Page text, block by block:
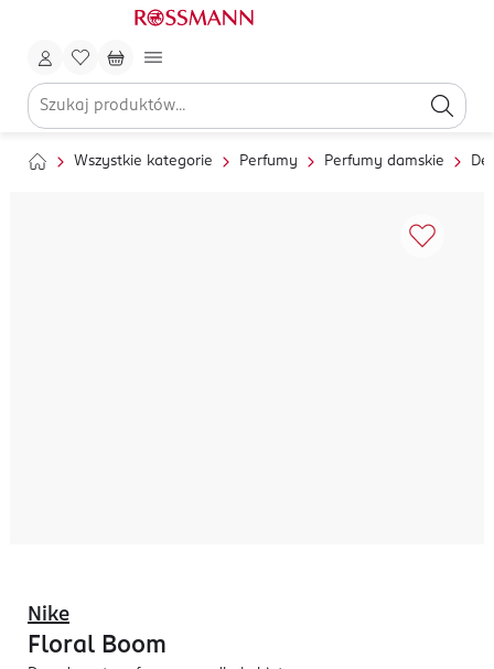
Wszystkie kategorie Perfumy Perfumy damskie
Nike
Floral Boom